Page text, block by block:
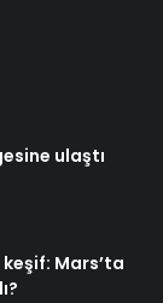
ulaştı
Mars’ta